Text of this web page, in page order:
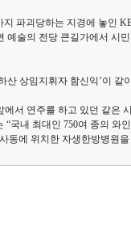
파괴당하는 지경에 놓인
예술의 전당 큰길가에서 시
산 상임지휘자 함신익’이 같
서 연주를 하고 있던 같은
국내 최대인 750여 종의
동에 위치한 자생한방병원